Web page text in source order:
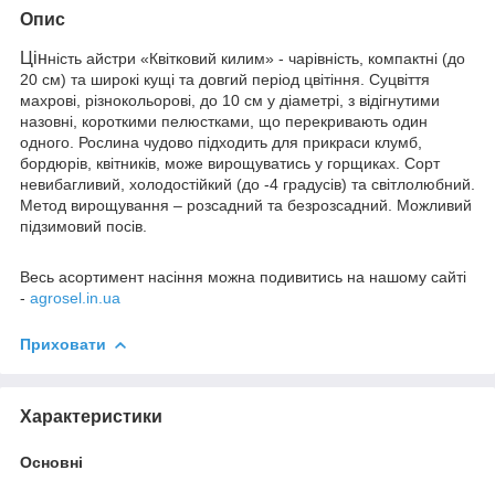
Опис
Цінність айстри «Квітковий килим» - чарівність, компактні (до
20 см) та широкі кущі та довгий період цвітіння. Суцвіття
махрові, різнокольорові, до 10 см у діаметрі, з відігнутими
назовні, короткими пелюстками, що перекривають один
одного. Рослина чудово підходить для прикраси клумб,
бордюрів, квітників, може вирощуватись у горщиках. Сорт
невибагливий, холодостійкий (до -4 градусів) та світлолюбний.
Метод вирощування – розсадний та безрозсадний. Можливий
підзимовий посів.
Весь асортимент насіння можна подивитись на нашому сайті
- agrosel.in.ua
Приховати
Характеристики
Основні